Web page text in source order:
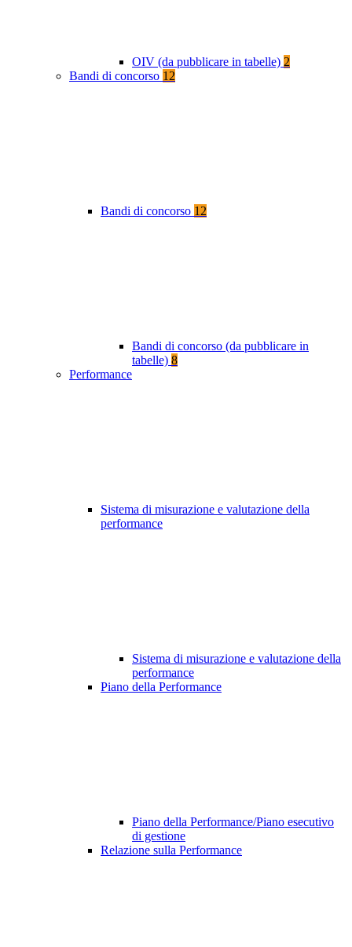
OIV (da pubblicare in tabelle) 2
Bandi di concorso 12
Bandi di concorso 12
Bandi di concorso (da pubblicare in
tabelle) 8
Performance
Sistema di misurazione e valutazione della
performance
Sistema di misurazione e valutazione della
performance
Piano della Performance
Piano della Performance/Piano esecutivo
di gestione
Relazione sulla Performance